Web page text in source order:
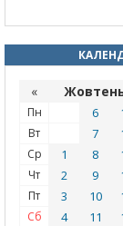
«
Пн 6
Вт 7
Ср 1 8
Чт 2 9
Пт 3 10
Сб 4 11